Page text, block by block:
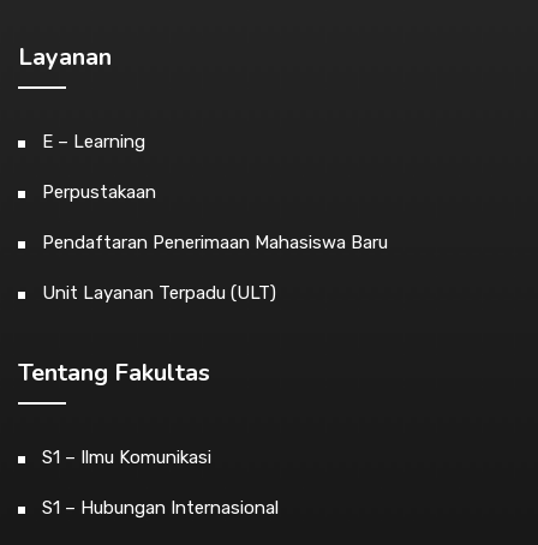
Layanan
E – Learning
Perpustakaan
Pendaftaran Penerimaan Mahasiswa Baru
Unit Layanan Terpadu (ULT)
Tentang Fakultas
S1 – Ilmu Komunikasi
S1 – Hubungan Internasional